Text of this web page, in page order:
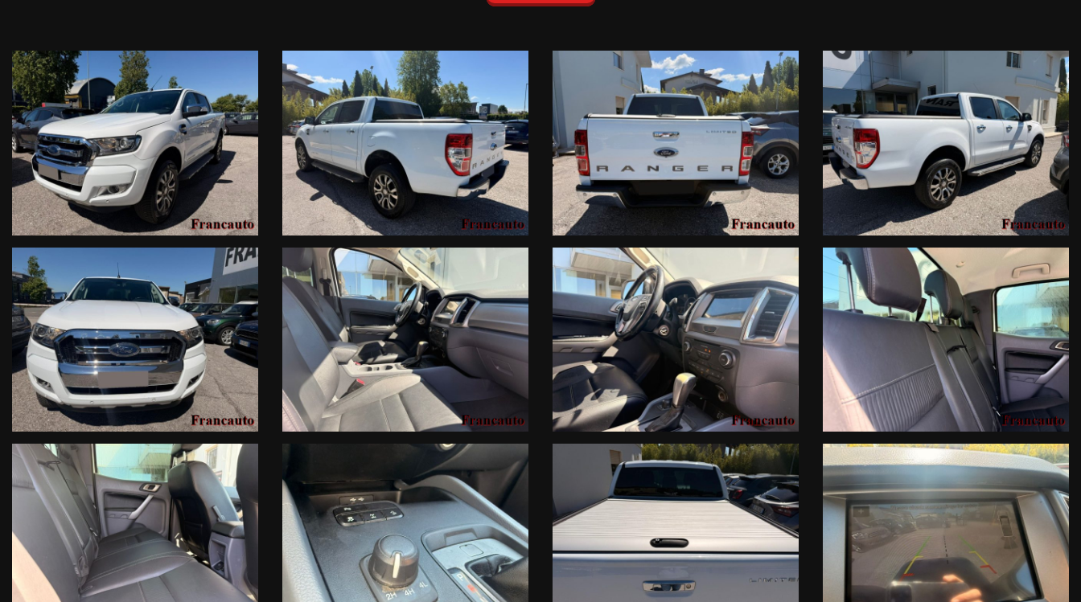
Cambio: Automatico a 6 rapporti per una guida fluida su ogni terreno
Trazione: Integrale 4WD inseribile
Chilometraggio: 165.000 km (cronologia tagliandi disponibile)
Allestimento Speciale Limited:
Esterni: Pedane laterali robuste (per un accesso facilitato e protezione della carrozzeria), cerchi in lega e barre al tetto.
Carico: Cassone equipaggiato con tapparella avvolgibile, ideale per mettere in sicurezza l'attrezzatura e proteggere il carico dalle intemperie.
Interni Premium: Sedili in pelle totale con regolazione elettrica e riscaldabili, cuciture a contrasto
Tecnologia: Sistema di navigazione, Telecamera posteriore, Bluetooth, Vivavoce e sensori di parcheggio completi.
Comfort: Climatizzatore automatico bi-zona, Cruise Control e sensori luce/pioggia.
Perché sceglierlo? Il Ranger è la scelta definitiva per chi ha bisogno di un mezzo versatile. La presenza della tapparella copri-cassone e delle pedane laterali lo rende già pronto all'uso, senza
necessità di installare ulteriori accessori after-market.Prezzo di vendita: € 17.500 + IVAContattaci per informazioni, visione o prova su strada:
Sede: Francauto srl, via SS11 31, 25011
Calcinato (BS)
Telefono: 030 9637067
Cellulare:
* 348 2291598 (Cristiano Bresciani)Valutiamo permute e offriamo finanziamenti su misura. (Francauto srl declina ogni responsabilità per eventuali involontarie incongruenze, che non
rappresentano in alcun modo un impegno contrattuale).